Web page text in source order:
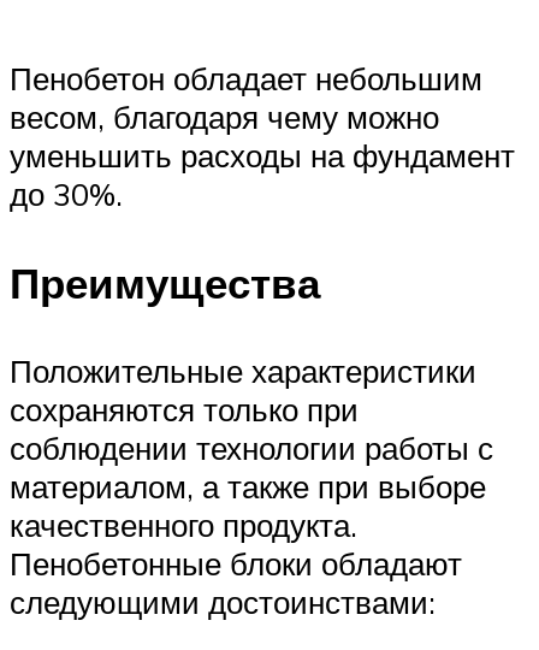
Пенобетон обладает небольшим
весом, благодаря чему можно
уменьшить расходы на фундамент
до 30%.
Преимущества
Положительные характеристики
сохраняются только при
соблюдении технологии работы с
материалом, а также при выборе
качественного продукта.
Пенобетонные блоки обладают
следующими достоинствами: